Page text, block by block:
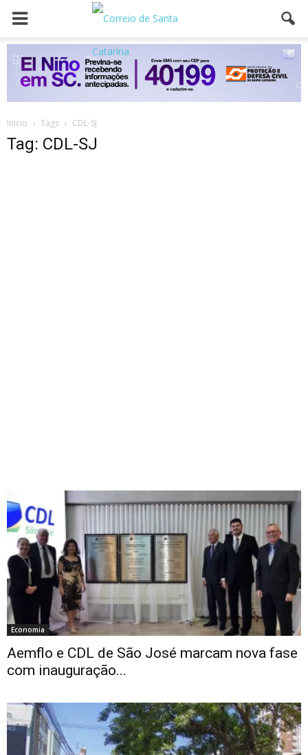
Inicio Tags CDL-SJ
Tag: CDL-SJ
Economia
Aemflo e CDL de São José marcam nova fase
com inauguração...